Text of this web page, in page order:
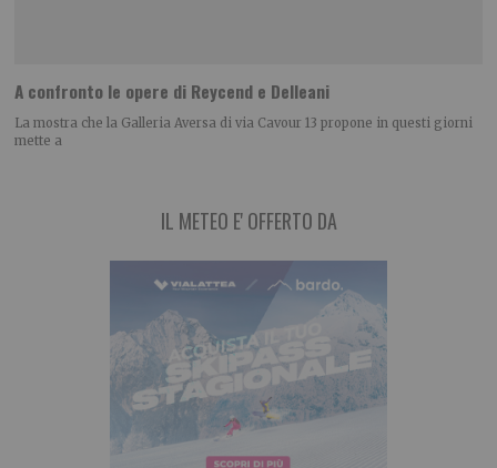
A confronto le opere di Reycend e Delleani
La mostra che la Galleria Aversa di via Cavour 13 propone in questi giorni
mette a
IL METEO E' OFFERTO DA